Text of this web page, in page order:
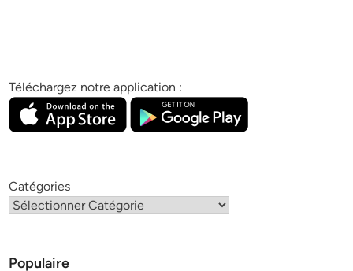
Téléchargez notre application :
Catégories
Populaire